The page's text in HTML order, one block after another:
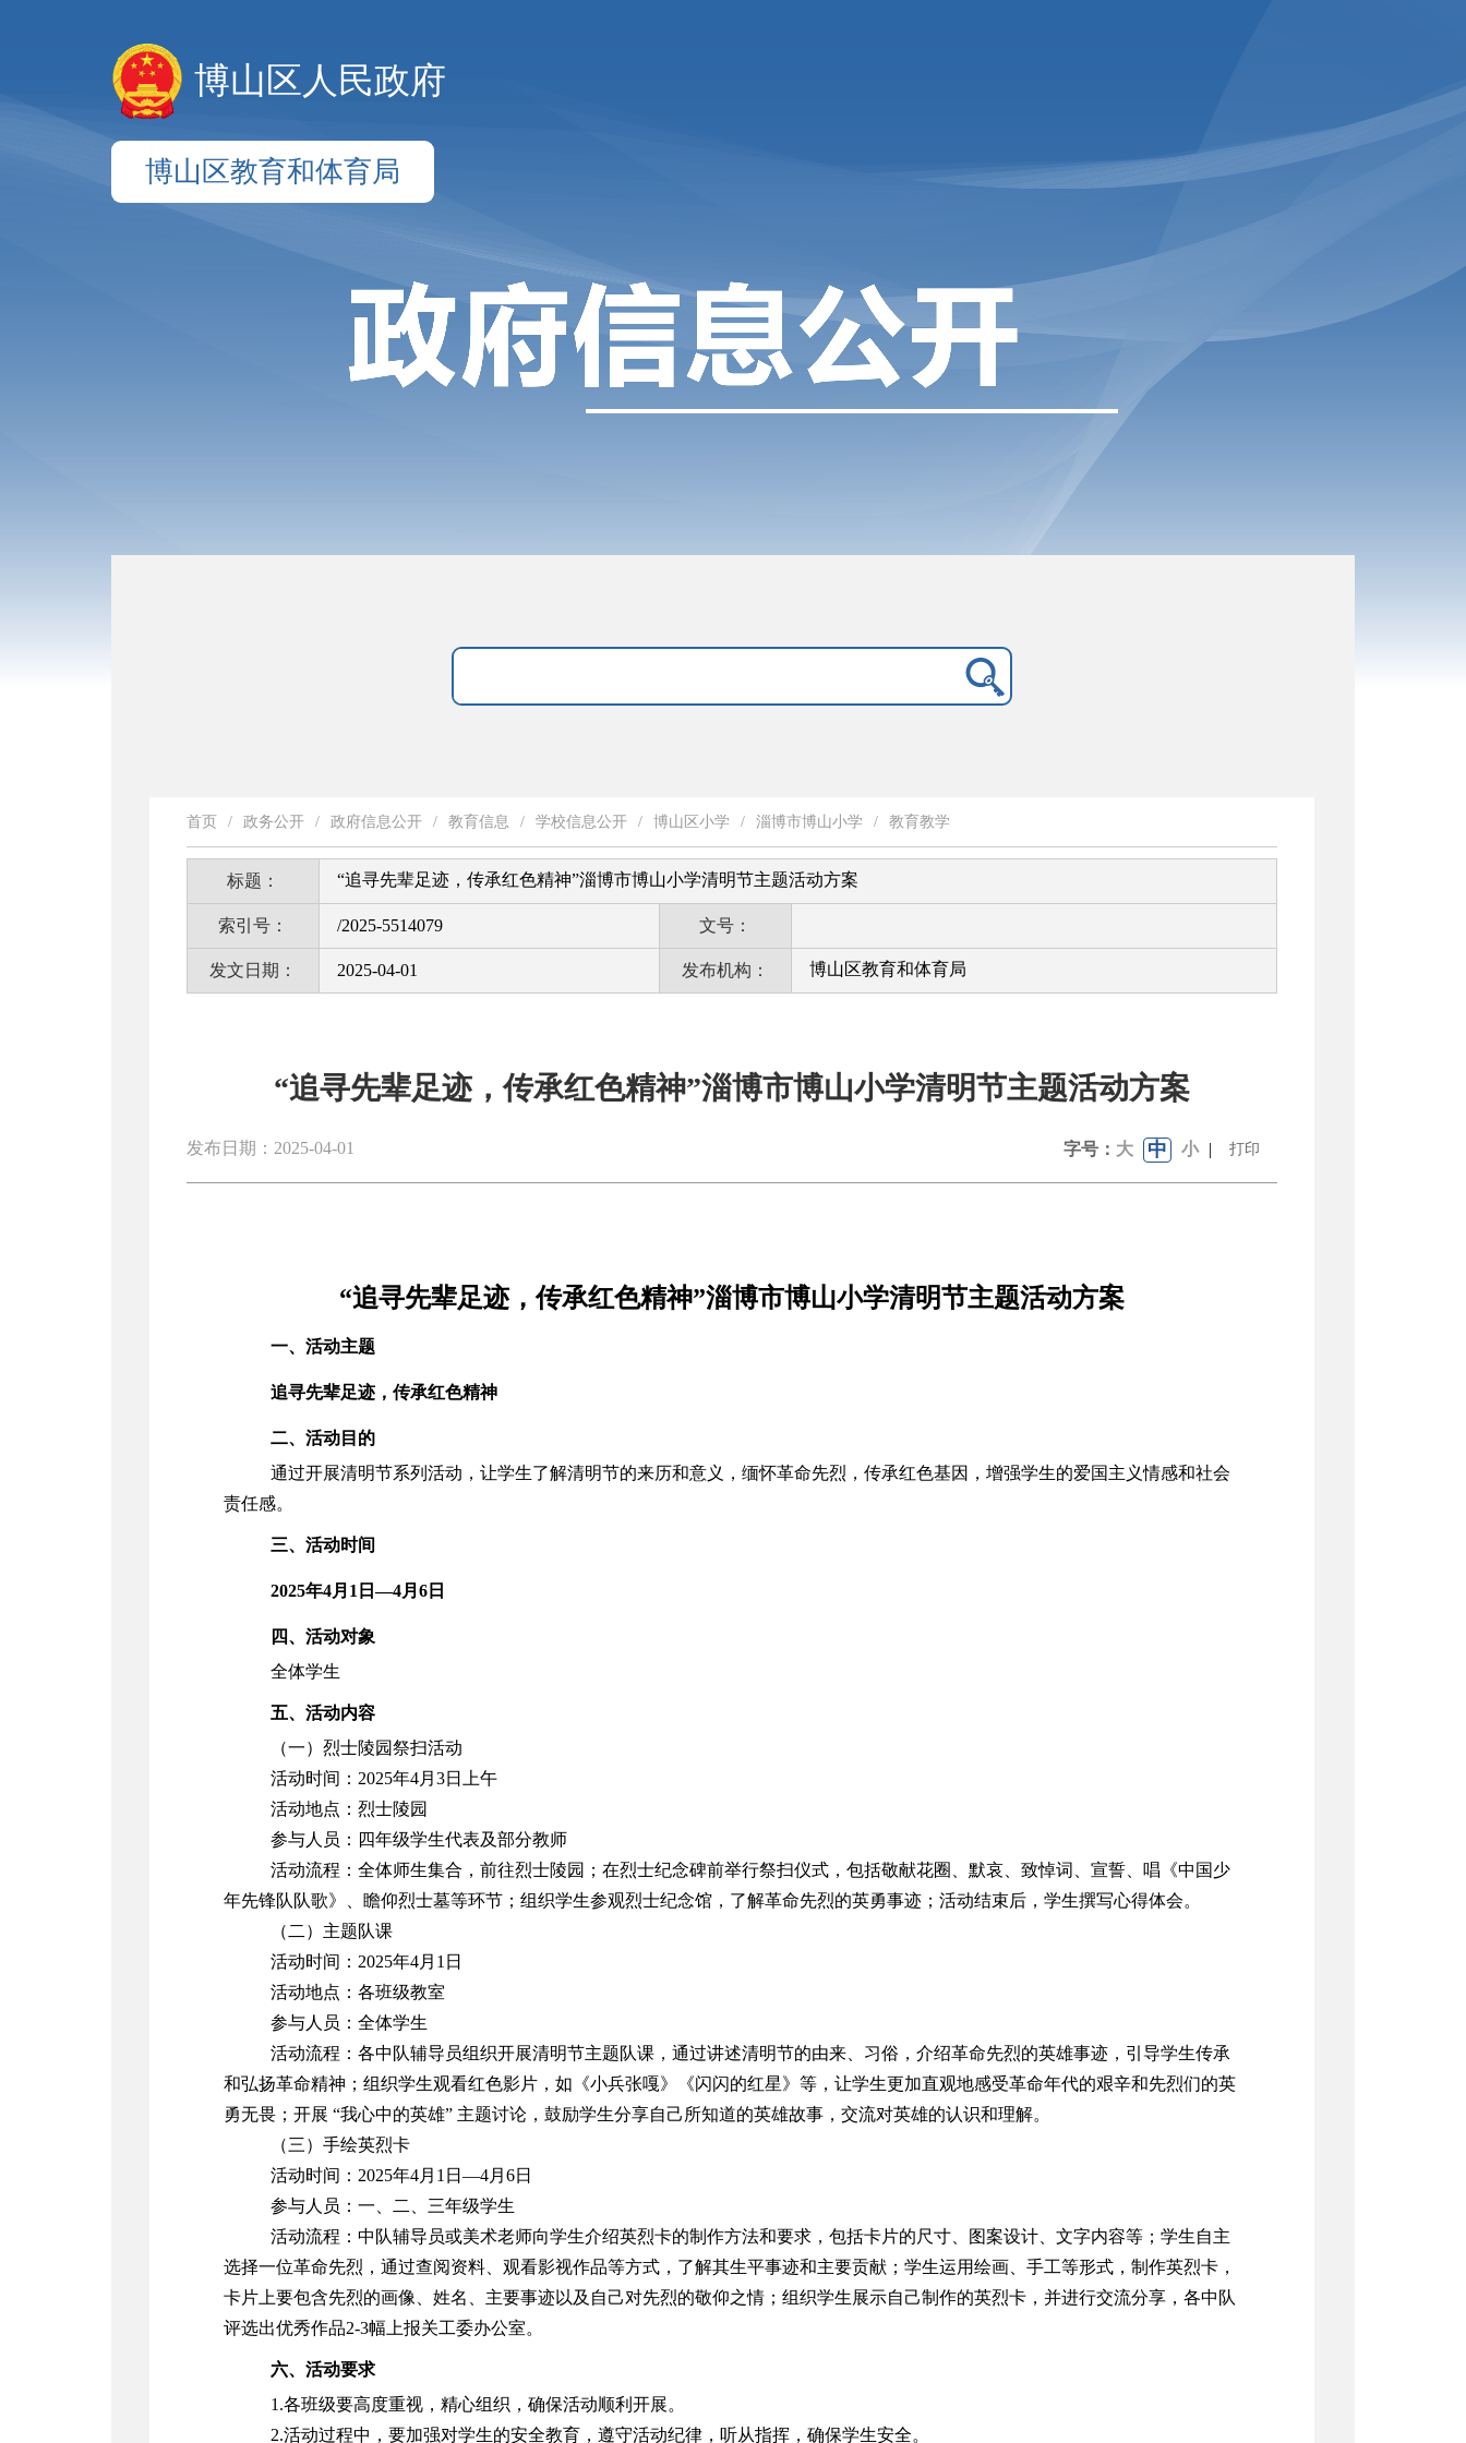
博山区人民政府
博山区教育和体育局
首页 / 政务公开 / 政府信息公开 / 教育信息 / 学校信息公开 / 博山区小学 / 淄博市博山小学 / 教育教学
标题： “追寻先辈足迹，传承红色精神”淄博市博山小学清明节主题活动方案
索引号： /2025-5514079 文号：
发文日期： 2025-04-01 发布机构： 博山区教育和体育局
“追寻先辈足迹，传承红色精神”淄博市博山小学清明节主题活动方案
发布日期：2025-04-01 字号： 大 中 小 | 打印
“追寻先辈足迹，传承红色精神”淄博市博山小学清明节主题活动方案
一、活动主题
追寻先辈足迹，传承红色精神
二、活动目的
通过开展清明节系列活动，让学生了解清明节的来历和意义，缅怀革命先烈，传承红色基因，增强学生的爱国主义情感和社会
责任感。
三、活动时间
2025年4月1日—4月6日
四、活动对象
全体学生
五、活动内容
（一） 烈士陵园祭扫活动
活动时间： 2025年4月3日上午
活动地点：烈士陵园
参与人员：四年级学生代表及部分教师
活动流程：全体师生集合，前往烈士陵园；在烈士纪念碑前举行祭扫仪式，包括敬献花圈、默哀、 致悼词
宣誓、唱《中国少
年先锋队队歌》、瞻仰烈士墓等环节；组织学生参观烈士纪念馆，了解革命先烈的英勇事迹；活动结束后，学生撰写心得体会。
（二） 主题队课
活动时间： 2025年4月1日
活动地点：各班级教室
参与人员：全体学生
活动流程：各中队辅导员组织开展清明节主题队课，通过讲述清明节的由来、习俗，介绍革命先烈的英雄事迹，引导学生传承
和弘扬革命精神；组织学生观看红色影片，如《小兵张嘎》《闪闪的红星》等，让学生更加直观地感受革命年代的艰辛和先烈们的英
勇无畏；开展 “我心中的英雄” 主题讨论，鼓励学生分享自己所知道的英雄故事，交流对英雄的认识和理解。
（三） 手绘英烈卡
活动时间：2025年4月1日—4月6日
参与人员：一、二、三年级学生
活动流程： 中队辅导员或美术老师向学生介绍英烈卡的制作方法和要求，包括卡片的尺寸、图案设计、文字内容等；学生自主
选择一位革命先烈，通过查阅资料、观看影视作品等方式，了解其生平事迹和主要贡献；学生运用绘画、手工等形式，制作英烈卡，
卡片上要包含先烈的画像、姓名、主要事迹以及自己对先烈的敬仰之情；组织学生展示自己制作的英烈卡，并进行交流分享， 各中队
评选出优秀作品2-3幅 上报关工委办公室。
六、活动要求
1.各班级要高度重视，精心组织，确保活动顺利开展。
2.活动过程中，要加强对学生的安全教育，遵守活动纪律，听从指挥，确保学生安全。